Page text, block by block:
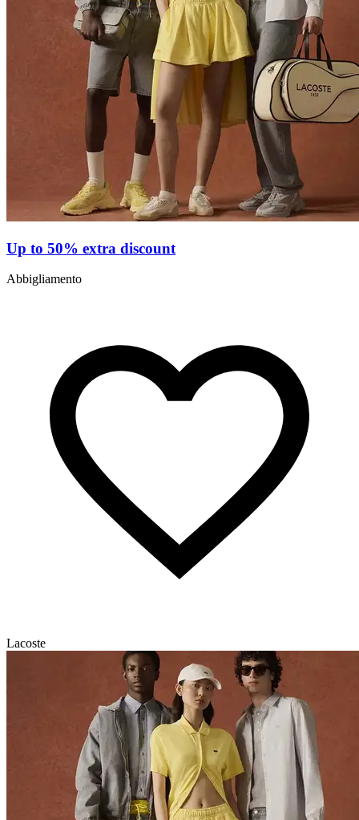
Up to 50% extra discount
Abbigliamento
Lacoste